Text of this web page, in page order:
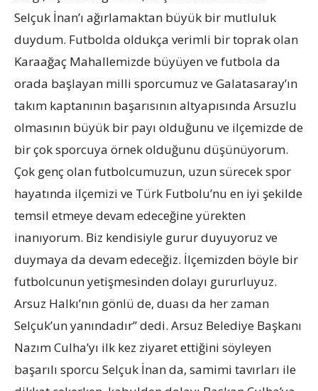
Selçuk İnan’ı ağırlamaktan büyük bir mutluluk
duydum. Futbolda oldukça verimli bir toprak olan
Karaağaç Mahallemizde büyüyen ve futbola da
orada başlayan milli sporcumuz ve Galatasaray’ın
takım kaptanının başarısının altyapısında Arsuzlu
olmasının büyük bir payı olduğunu ve ilçemizde de
bir çok sporcuya örnek olduğunu düşünüyorum.
Çok genç olan futbolcumuzun, uzun sürecek spor
hayatında ilçemizi ve Türk Futbolu’nu en iyi şekilde
temsil etmeye devam edeceğine yürekten
inanıyorum. Biz kendisiyle gurur duyuyoruz ve
duymaya da devam edeceğiz. İlçemizden böyle bir
futbolcunun yetişmesinden dolayı gururluyuz.
Arsuz Halkı’nın gönlü de, duası da her zaman
Selçuk’un yanındadır” dedi. Arsuz Belediye Başkanı
Nazım Culha’yı ilk kez ziyaret ettiğini söyleyen
başarılı sporcu Selçuk İnan da, samimi tavırları ile